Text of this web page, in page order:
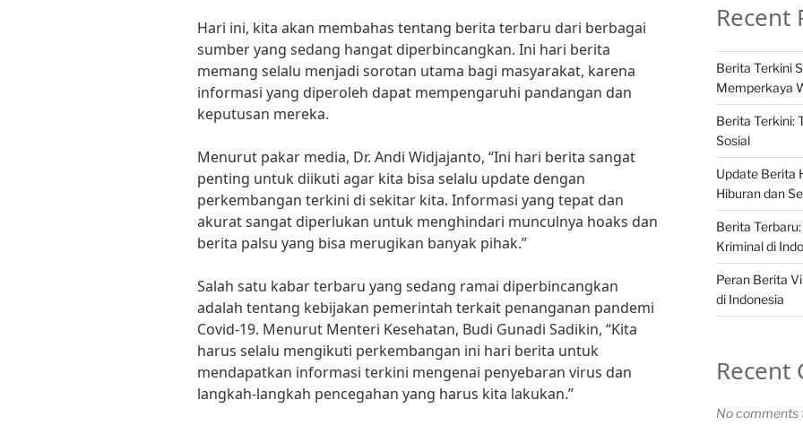
Hari ini, kita akan membahas tentang berita terbaru dari berbagai
sumber yang sedang hangat diperbincangkan. Ini hari berita
memang selalu menjadi sorotan utama bagi masyarakat, karena
informasi yang diperoleh dapat mempengaruhi pandangan dan
keputusan mereka.
Menurut pakar media, Dr. Andi Widjajanto, “Ini hari berita sangat
penting untuk diikuti agar kita bisa selalu update dengan
perkembangan terkini di sekitar kita. Informasi yang tepat dan
akurat sangat diperlukan untuk menghindari munculnya hoaks dan
berita palsu yang bisa merugikan banyak pihak.”
Salah satu kabar terbaru yang sedang ramai diperbincangkan
adalah tentang kebijakan pemerintah terkait penanganan pandemi
Covid-19. Menurut Menteri Kesehatan, Budi Gunadi Sadikin, “Kita
harus selalu mengikuti perkembangan ini hari berita untuk
mendapatkan informasi terkini mengenai penyebaran virus dan
langkah-langkah pencegahan yang harus kita lakukan.”
Recent
Berita Terkini
Memperkaya
Berita Terkini:
Sosial
Update Berita
Hiburan dan
Berita
Kriminal di
Peran Berita
di Indonesia
Recent
No comments